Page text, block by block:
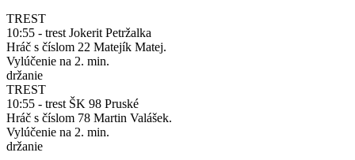
TREST
10:55 - trest Jokerit Petržalka
Hráč s číslom 22 Matejík Matej.
Vylúčenie na 2. min.
držanie
TREST
10:55 - trest ŠK 98 Pruské
Hráč s číslom 78 Martin Valášek.
Vylúčenie na 2. min.
držanie